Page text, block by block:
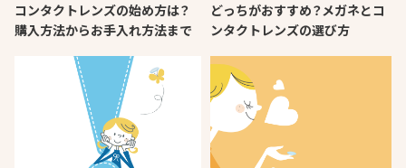
コンタクトレンズの始め方は？
購入方法からお手入れ方法まで
どっちがおすすめ？メガネとコ
ンタクトレンズの選び方